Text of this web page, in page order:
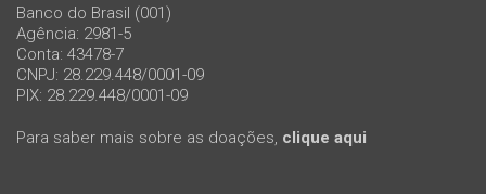
Banco do Brasil (001)
Agência: 2981-5
Conta: 43478-7
CNPJ: 28.229.448/0001-09
PIX: 28.229.448/0001-09
Para saber mais sobre as doações, clique aqui